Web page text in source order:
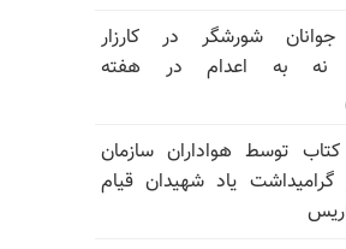
شورشگر در کارزار
نه به اعدام در هفته
کتاب توسط هواداران سازمان
یاد شهیدان قیام